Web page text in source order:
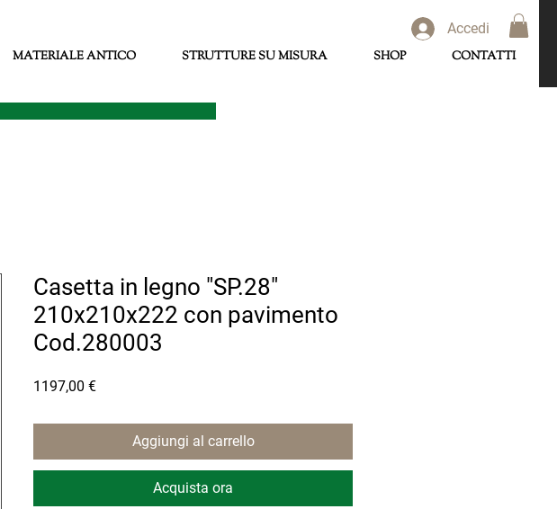
Accedi
MATERIALE ANTICO STRUTTURE SU MISURA SHOP CONTATTI
Casetta in legno "SP.28"
210x210x222 con pavimento
Cod.280003
1197,00 €Prezzo
Aggiungi al carrello
Acquista ora